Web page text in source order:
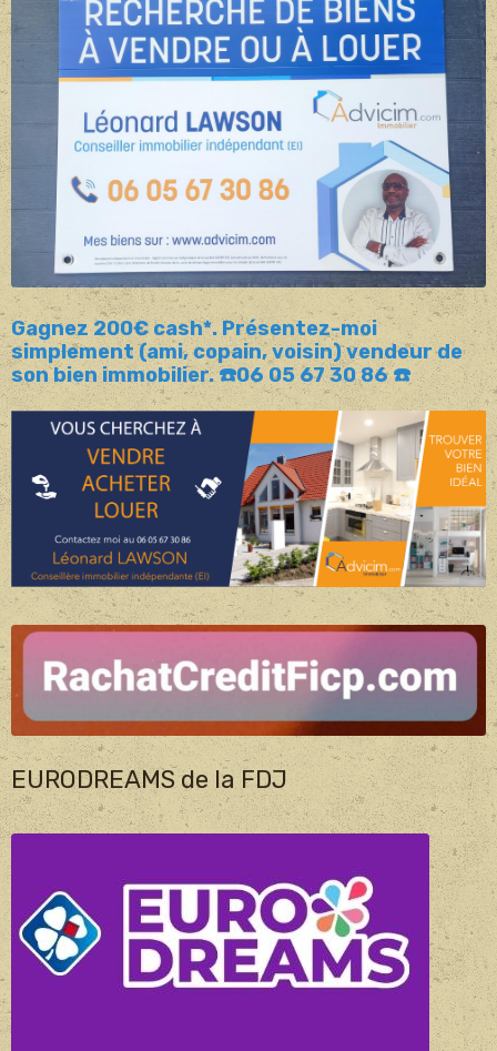
Gagnez 200€ cash*. Présentez-moi
simplement (ami, copain, voisin) vendeur de
son bien immobilier. ☎️06 05 67 30 86 ☎️
EURODREAMS de la FDJ